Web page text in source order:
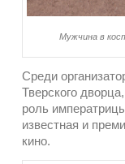
Мужчина в
Среди
Тверского
роль
известная и
кино.